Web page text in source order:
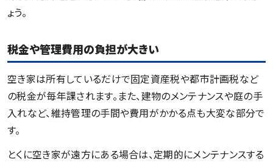
ょう。
税金や管理費用の負担が大きい
空き家は所有しているだけで固定資産税や都市計画税など
の税金が毎年課されます。また、建物のメンテナンスや庭の手
入れなど、維持管理の手間や費用がかかる点も大変な部分で
す。
とくに空き家が遠方にある場合は、定期的にメンテナンスする